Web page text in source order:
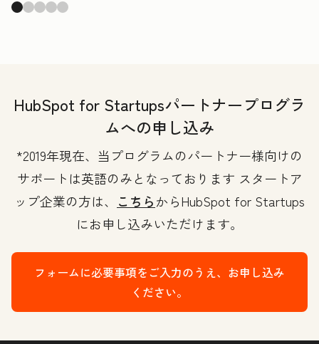
HubSpot for Startupsパートナープログラ
ムへの申し込み
*2019年現在、当プログラムのパートナー様向けの
サポートは英語のみとなっております スタートア
ップ企業の方は、 こちらからHubSpot for Startups
にお申し込みいただけます。
フォームに必要事項をご入力のうえ、お申し込み
ください。